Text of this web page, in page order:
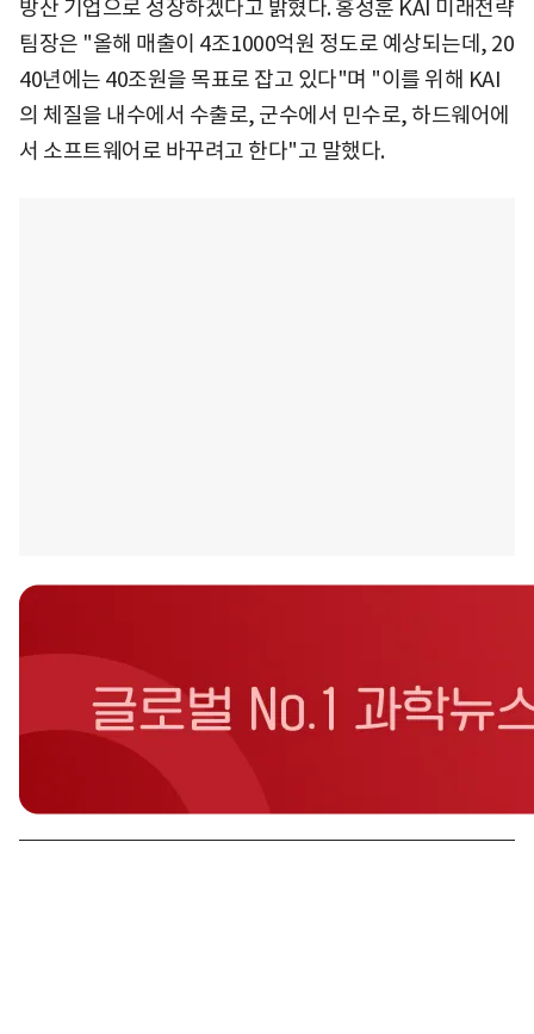
방산 기업으로 성장하겠다고 밝혔다. 홍성훈 KAI 미래전략
팀장은 "올해 매출이 4조1000억원 정도로 예상되는데, 20
40년에는 40조원을 목표로 잡고 있다"며 "이를 위해 KAI
의 체질을 내수에서 수출로, 군수에서 민수로, 하드웨어에
서 소프트웨어로 바꾸려고 한다"고 말했다.